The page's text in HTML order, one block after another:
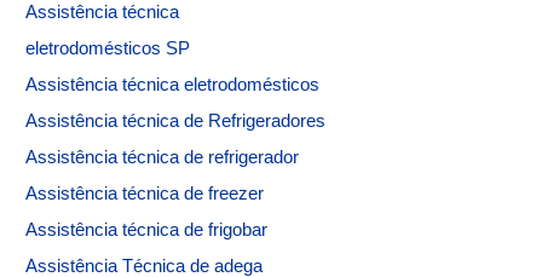
Assistênciatécnica
eletrodomésticos SP
Assistência técnica eletrodomésticos
Assistência técnica de Refrigeradores
Assistência técnica de refrigerador
Assistência técnica de freezer
Assistência técnica de frigobar
Assistência Técnica de adega